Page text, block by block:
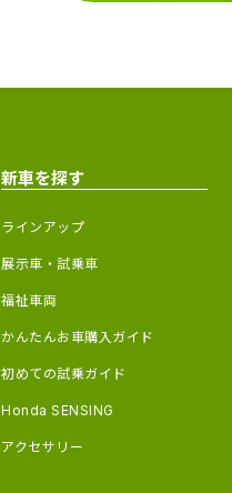
新車を探す
ラインアップ
展示車・試乗車
福祉車両
かんたんお車購入ガイド
初めての試乗ガイド
Honda SENSING
アクセサリー